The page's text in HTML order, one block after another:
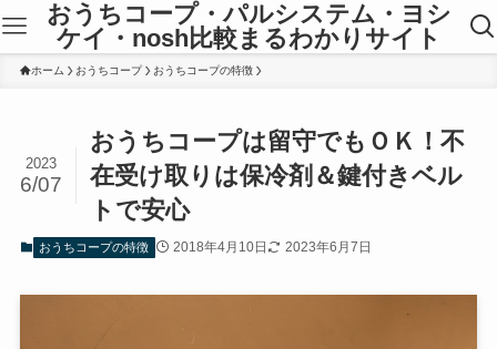
おうちコープ・パルシステム・ヨシ
ケイ・nosh比較まるわかりサイト
ホーム おうちコープ おうちコープの特徴
おうちコープは留守でもＯＫ！不
在受け取りは保冷剤＆鍵付きベル
トで安心
2023
6/07
おうちコープの特徴 2018年4月10日 2023年6月7日